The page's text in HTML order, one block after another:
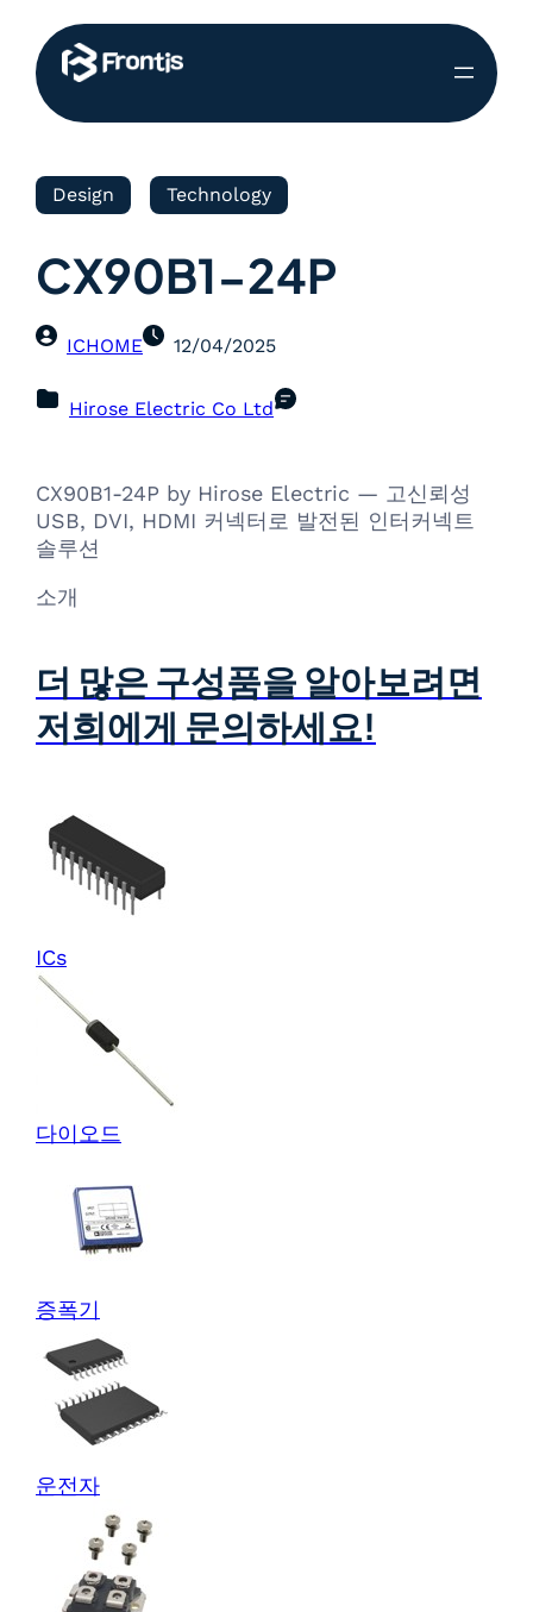
Design Technology
CX90B1-24P
ICHOME 12/04/2025
Hirose Electric Co Ltd
CX90B1-24P by Hirose Electric — 고신뢰성
USB, DVI, HDMI 커넥터로 발전된 인터커넥트
솔루션
소개
더 많은 구성품을 알아보려면
저희에게 문의하세요!
ICs
다이오드
증폭기
운전자